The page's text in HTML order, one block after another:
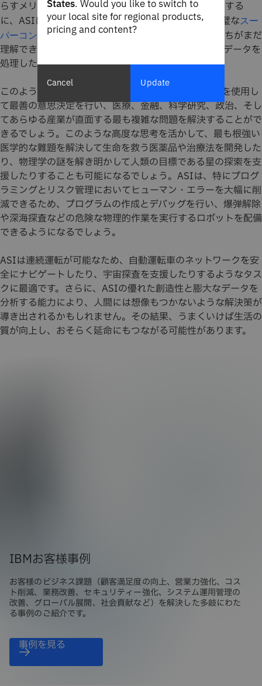
らすメリットは、SFのような意味合いを持ちます。要する
に、ASIは無尽蔵で超知的な超存在なのです。ほぼ完璧なスー
パーコンピューターが24時間365日利用可能で、私たちがまだ
理解できないほどのスピードと精度で、あらゆる量のデータを
処理したり分析したりできます。
このような能力があれば、人間のエージェントはASIを使用し
て最善の意思決定を行い、医療、金融、科学研究、政治、そし
てあらゆる産業が直面する最も複雑な問題を解決することがで
きるでしょう。このような高度な思考を活かして、最も根強い
医学的な難題を解決して生命を救う医薬品や治療法を開発した
り、物理学の謎を解き明かして人類の目標である星の探索を支
援したりすることも可能になるでしょう。ASIは、特にプログ
ラミングとリスク管理においてヒューマン・エラーを大幅に削
減できるため、プログラムの作成とデバッグを行い、爆弾解除
や深海探査などの危険な物理的作業を実行するロボットを配備
できるようになるでしょう。
ASIは連続運転が可能なため、自動運転車のネットワークを安
全にナビゲートしたり、宇宙探査を支援したりするようなタス
クに最適です。さらに、ASIの優れた創造性と膨大なデータを
分析する能力により、人間には想像もつかないような解決策が
導き出されるかもしれません。その結果、うまくいけば生活の
質が向上し、おそらく延命にもつながる可能性があります。
IBMお客様事例
お客様のビジネス課題（顧客満足度の向上、営業力強化、コス
ト削減、業務改善、セキュリティー強化、システム運用管理の
改善、グローバル展開、社会貢献など）を解決した多岐にわた
る事例のご紹介です。
事例を見る
States. Would you like to switch to
your local site for regional products,
pricing and content?
Cancel Update